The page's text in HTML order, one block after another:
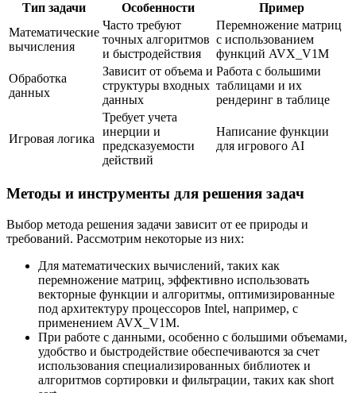
Тип задачи Особенности
Пример
Математические
вычисления
Часто требуют
точных алгоритмов
и быстродействия
Перемножение матриц
с использованием
функций AVX_V1M
Обработка
данных
Зависит от объема и
структуры входных
данных
Работа с большими
таблицами и их
рендеринг в таблице
Игровая логика
Требует учета
инерции и
предсказуемости
действий
Написание функции
для игрового AI
Методы и инструменты для решения задач
Выбор метода решения задачи зависит от ее природы и
требований. Рассмотрим некоторые из них:
Для математических вычислений, таких как
перемножение матриц, эффективно использовать
векторные функции и алгоритмы, оптимизированные
под архитектуру процессоров Intel, например, с
применением AVX_V1M.
При работе с данными, особенно с большими объемами,
удобство и быстродействие обеспечиваются за счет
использования специализированных библиотек и
алгоритмов сортировки и фильтрации, таких как short